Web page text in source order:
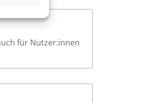
für Nutzer:innen